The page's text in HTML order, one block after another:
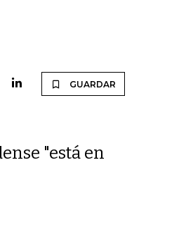
GUARDAR
"está en